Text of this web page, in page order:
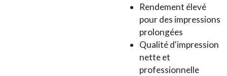
Rendement élevé
pour des impressions
prolongées
Qualité d'impression
nette et
professionnelle